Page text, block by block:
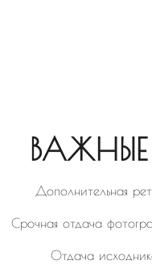
Дополнительная
Срочная отдача
Отдача